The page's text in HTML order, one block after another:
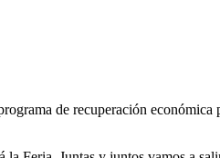
de recuperación